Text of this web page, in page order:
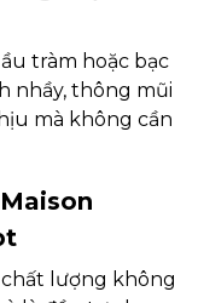
tràm hoặc bạc
nhầy, thông mũi
mà không cần
lượng không